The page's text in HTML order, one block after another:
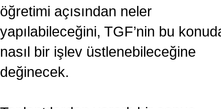
öğretimi açısından neler
yapılabileceğini, TGF’nin bu
nasıl bir işlev üstlenebileceğine
değinecek.